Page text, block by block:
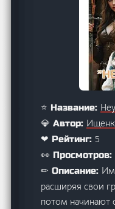
⭐ Название:
💎 Автор:
❤ Рейтинг: 5
👀 Просмотров:
✏ Описание:
расширяя свои
потом начинают